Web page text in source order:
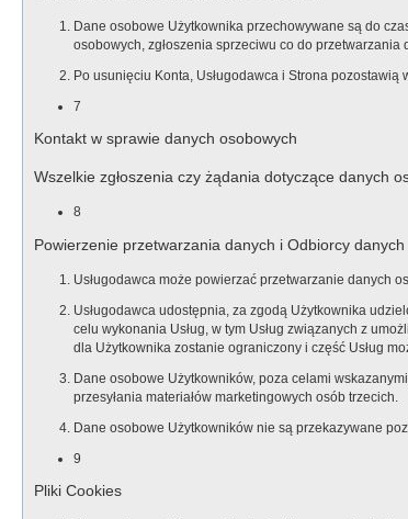
Dane osobowe Użytkownika przechowywane są do
osobowych, zgłoszenia sprzeciwu co do
Po usunięciu Konta, Usługodawca i Strona
7
Kontakt w sprawie danych osobowych
Wszelkie zgłoszenia czy żądania dotyczące danych
8
Powierzenie przetwarzania danych i Odbiorcy danych
Usługodawca może powierzać przetwarzanie danych
Usługodawca udostępnia, za zgodą Użytkownika
celu wykonania Usług, w tym Usług związanych z
dla Użytkownika zostanie ograniczony i część Usług
Dane osobowe Użytkowników, poza celami
przesyłania materiałów marketingowych osób trzecich.
Dane osobowe Użytkowników nie są przekazywane
9
Pliki Cookies